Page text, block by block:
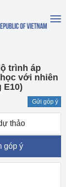
trình áp
với nhiên
E10)
thảo
góp ý
Gửi góp ý